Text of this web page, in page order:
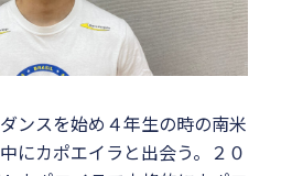
ンスを始め４年生の時の南米
にカポエイラと出会う。２０